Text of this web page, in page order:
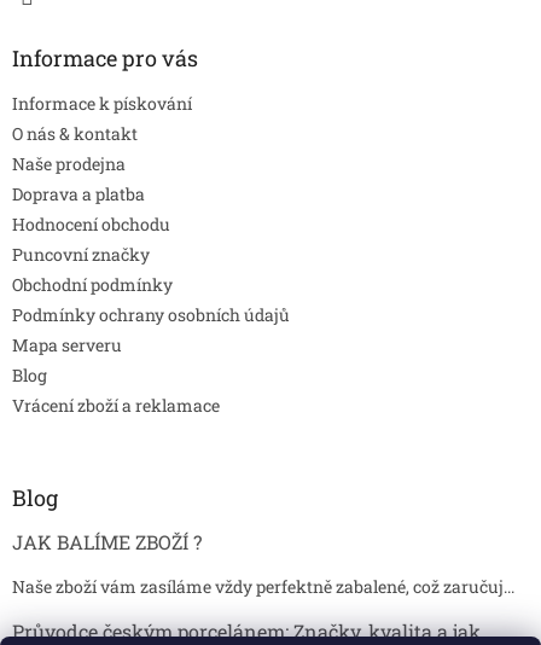
Informace pro vás
Informace k pískování
O nás & kontakt
Naše prodejna
Doprava a platba
Hodnocení obchodu
Puncovní značky
Obchodní podmínky
Podmínky ochrany osobních údajů
Mapa serveru
Blog
Vrácení zboží a reklamace
Blog
JAK BALÍME ZBOŽÍ ?
Naše zboží vám zasíláme vždy perfektně zabalené, což zaručuj...
Průvodce českým porcelánem: Značky, kvalita a jak